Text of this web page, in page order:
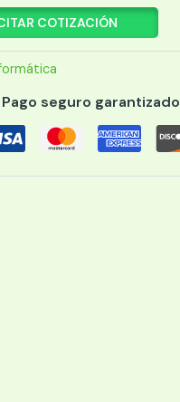
COTIZACIÓN
Pago seguro garantizado